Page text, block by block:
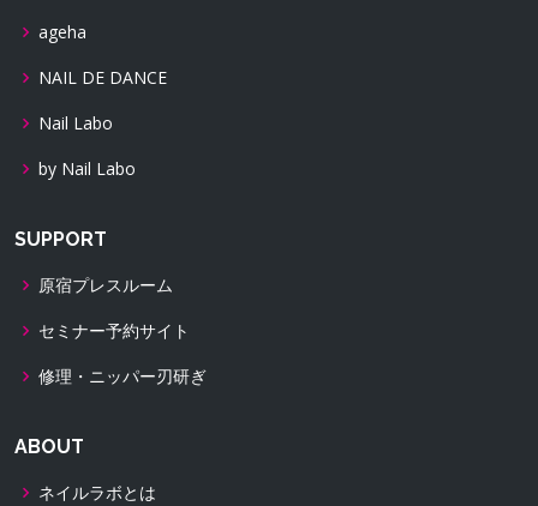
ageha
NAIL DE DANCE
Nail Labo
by Nail Labo
SUPPORT
原宿プレスルーム
セミナー予約サイト
修理・ニッパー刃研ぎ
ABOUT
ネイルラボとは